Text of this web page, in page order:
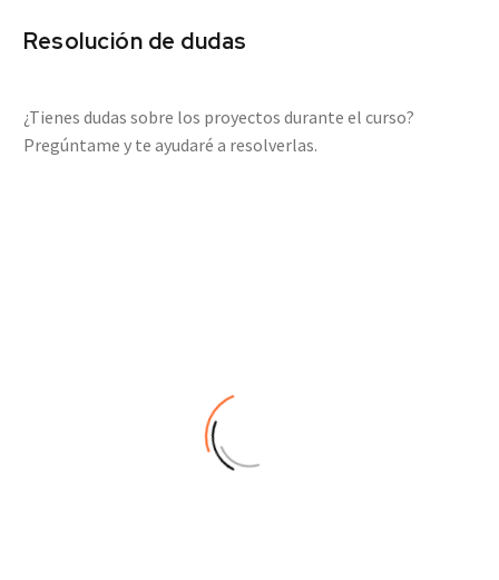
Resolución de dudas
¿Tienes dudas sobre los proyectos durante el curso?
Pregúntame y te ayudaré a resolverlas.